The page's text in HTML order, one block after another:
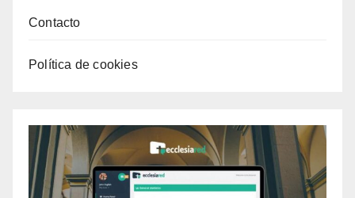
Contacto
Política de cookies